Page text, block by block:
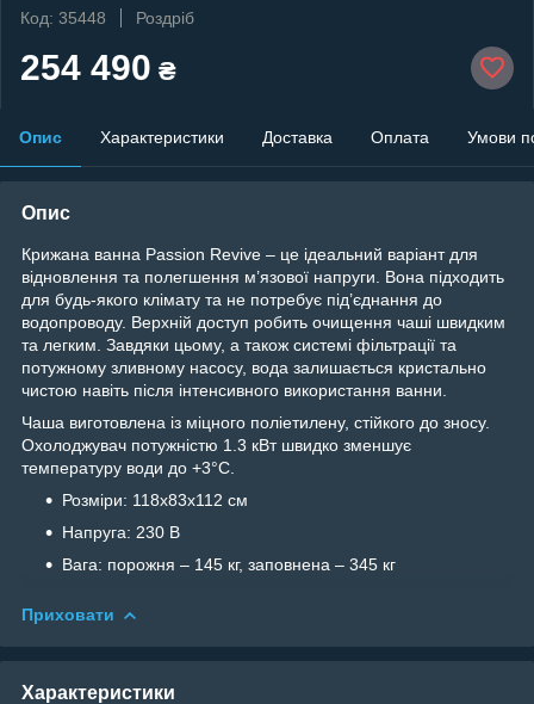
Код: 35448
Роздріб
254 490 ₴
Опис Характеристики Доставка Оплата Умови
Опис
Крижана ванна Passion Revive – це ідеальний варіант для
відновлення та полегшення м’язової напруги. Вона підходить
для будь-якого клімату та не потребує під’єднання до
водопроводу. Верхній доступ робить очищення чаші швидким
та легким. Завдяки цьому, а також системі фільтрації та
потужному зливному насосу, вода залишається кристально
чистою навіть після інтенсивного використання ванни.
Чаша виготовлена із міцного поліетилену, стійкого до зносу.
Охолоджувач потужністю 1.3 кВт швидко зменшує
температуру води до +3°C.
Розміри: 118x83x112 см
Напруга: 230 В
Вага: порожня – 145 кг, заповнена – 345 кг
Приховати
Характеристики